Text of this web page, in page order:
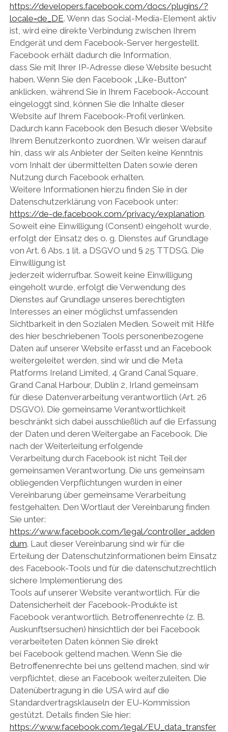
https://developers.facebook.com/docs/plugins/?
locale=de_DE. Wenn das Social-Media-Element aktiv
ist, wird eine direkte Verbindung zwischen Ihrem
Endgerät und dem Facebook-Server hergestellt.
Facebook erhält dadurch die Information,
dass Sie mit Ihrer IP-Adresse diese Website besucht
haben. Wenn Sie den Facebook „Like-Button“
anklicken, während Sie in Ihrem Facebook-Account
eingeloggt sind, können Sie die Inhalte dieser
Website auf Ihrem Facebook-Profil verlinken.
Dadurch kann Facebook den Besuch dieser Website
Ihrem Benutzerkonto zuordnen. Wir weisen darauf
hin, dass wir als Anbieter der Seiten keine Kenntnis
vom Inhalt der übermittelten Daten sowie deren
Nutzung durch Facebook erhalten.
Weitere Informationen hierzu finden Sie in der
Datenschutzerklärung von Facebook unter:
https://de-de.facebook.com/privacy/explanation.
Soweit eine Einwilligung (Consent) eingeholt wurde,
erfolgt der Einsatz des o. g. Dienstes auf Grundlage
von Art. 6 Abs. 1 lit. a DSGVO und § 25 TTDSG. Die
Einwilligung ist
jederzeit widerrufbar. Soweit keine Einwilligung
eingeholt wurde, erfolgt die Verwendung des
Dienstes auf Grundlage unseres berechtigten
Interesses an einer möglichst umfassenden
Sichtbarkeit in den Sozialen Medien. Soweit mit Hilfe
des hier beschriebenen Tools personenbezogene
Daten auf unserer Website erfasst und an Facebook
weitergeleitet werden, sind wir und die Meta
Platforms Ireland Limited, 4 Grand Canal Square,
Grand Canal Harbour, Dublin 2, Irland gemeinsam
für diese Datenverarbeitung verantwortlich (Art. 26
DSGVO). Die gemeinsame Verantwortlichkeit
beschränkt sich dabei ausschließlich auf die Erfassung
der Daten und deren Weitergabe an Facebook. Die
nach der Weiterleitung erfolgende
Verarbeitung durch Facebook ist nicht Teil der
gemeinsamen Verantwortung. Die uns gemeinsam
obliegenden Verpflichtungen wurden in einer
Vereinbarung über gemeinsame Verarbeitung
festgehalten. Den Wortlaut der Vereinbarung finden
Sie unter:
https://www.facebook.com/legal/controller_adden
dum. Laut dieser Vereinbarung sind wir für die
Erteilung der Datenschutzinformationen beim Einsatz
des Facebook-Tools und für die datenschutzrechtlich
sichere Implementierung des
Tools auf unserer Website verantwortlich. Für die
Datensicherheit der Facebook-Produkte ist
Facebook verantwortlich. Betroffenenrechte (z. B.
Auskunftsersuchen) hinsichtlich der bei Facebook
verarbeiteten Daten können Sie direkt
bei Facebook geltend machen. Wenn Sie die
Betroffenenrechte bei uns geltend machen, sind wir
verpflichtet, diese an Facebook weiterzuleiten. Die
Datenübertragung in die USA wird auf die
Standardvertragsklauseln der EU-Kommission
gestützt. Details finden Sie hier:
https://www.facebook.com/legal/EU_data_transfer